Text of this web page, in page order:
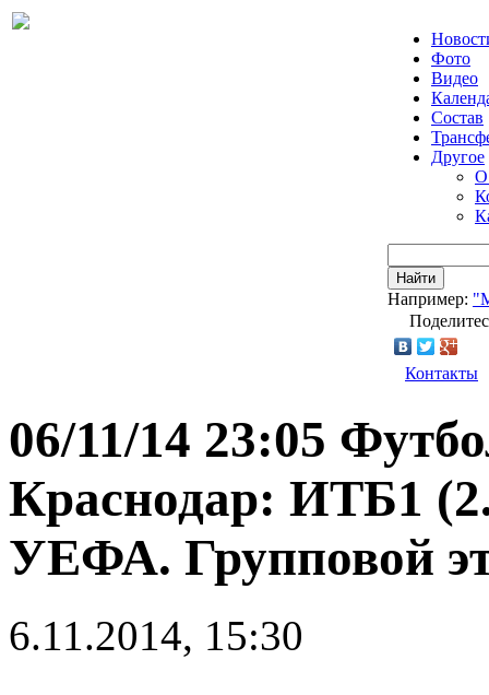
Фото
Видео
Состав
Другое
О
Найти
Например:
Контакты
06/11/14 23:05
Краснодар: ИТБ1
УЕФА. Групповой
6.11.2014, 15:30